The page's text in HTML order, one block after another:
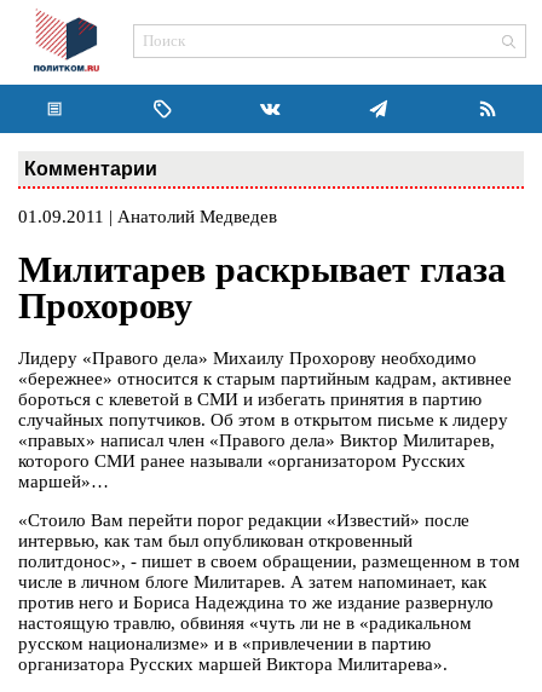
Комментарии
01.09.2011 | Анатолий Медведев
Милитарев раскрывает глаза
Прохорову
Лидеру «Правого дела» Михаилу Прохорову необходимо
«бережнее» относится к старым партийным кадрам, активнее
бороться с клеветой в СМИ и избегать принятия в партию
случайных попутчиков. Об этом в открытом письме к лидеру
«правых» написал член «Правого дела» Виктор Милитарев,
которого СМИ ранее называли «организатором Русских
маршей»…
«Стоило Вам перейти порог редакции «Известий» после
интервью, как там был опубликован откровенный
политдонос», - пишет в своем обращении, размещенном в том
числе в личном блоге Милитарев. А затем напоминает, как
против него и Бориса Надеждина то же издание развернуло
настоящую травлю, обвиняя «чуть ли не в «радикальном
русском национализме» и в «привлечении в партию
организатора Русских маршей Виктора Милитарева».